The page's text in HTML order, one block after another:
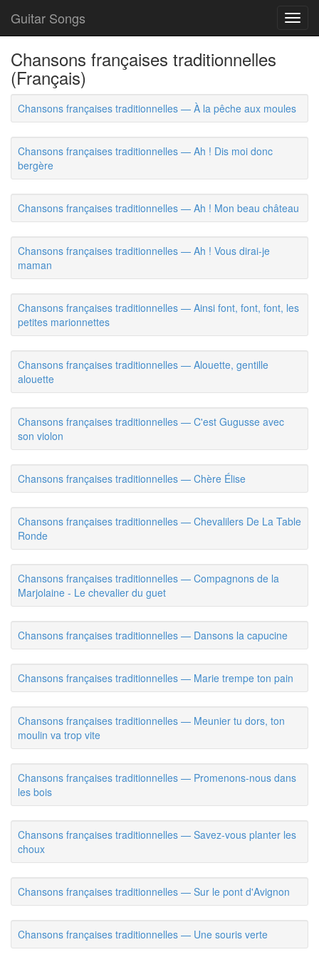
Guitar Songs
Chansons françaises traditionnelles
(Français)
Chansons françaises traditionnelles — À la pêche aux moules
Chansons françaises traditionnelles — Ah ! Dis moi donc
bergère
Chansons françaises traditionnelles — Ah ! Mon beau château
Chansons françaises traditionnelles — Ah ! Vous dirai-je
maman
Chansons françaises traditionnelles — Ainsi font, font, font, les
petites marionnettes
Chansons françaises traditionnelles — Alouette, gentille
alouette
Chansons françaises traditionnelles — C'est Gugusse avec
son violon
Chansons françaises traditionnelles — Chère Élise
Chansons françaises traditionnelles — Chevalilers De La Table
Ronde
Chansons françaises traditionnelles — Compagnons de la
Marjolaine - Le chevalier du guet
Chansons françaises traditionnelles — Dansons la capucine
Chansons françaises traditionnelles — Marie trempe ton pain
Chansons françaises traditionnelles — Meunier tu dors, ton
moulin va trop vite
Chansons françaises traditionnelles — Promenons-nous dans
les bois
Chansons françaises traditionnelles — Savez-vous planter les
choux
Chansons françaises traditionnelles — Sur le pont d'Avignon
Chansons françaises traditionnelles — Une souris verte